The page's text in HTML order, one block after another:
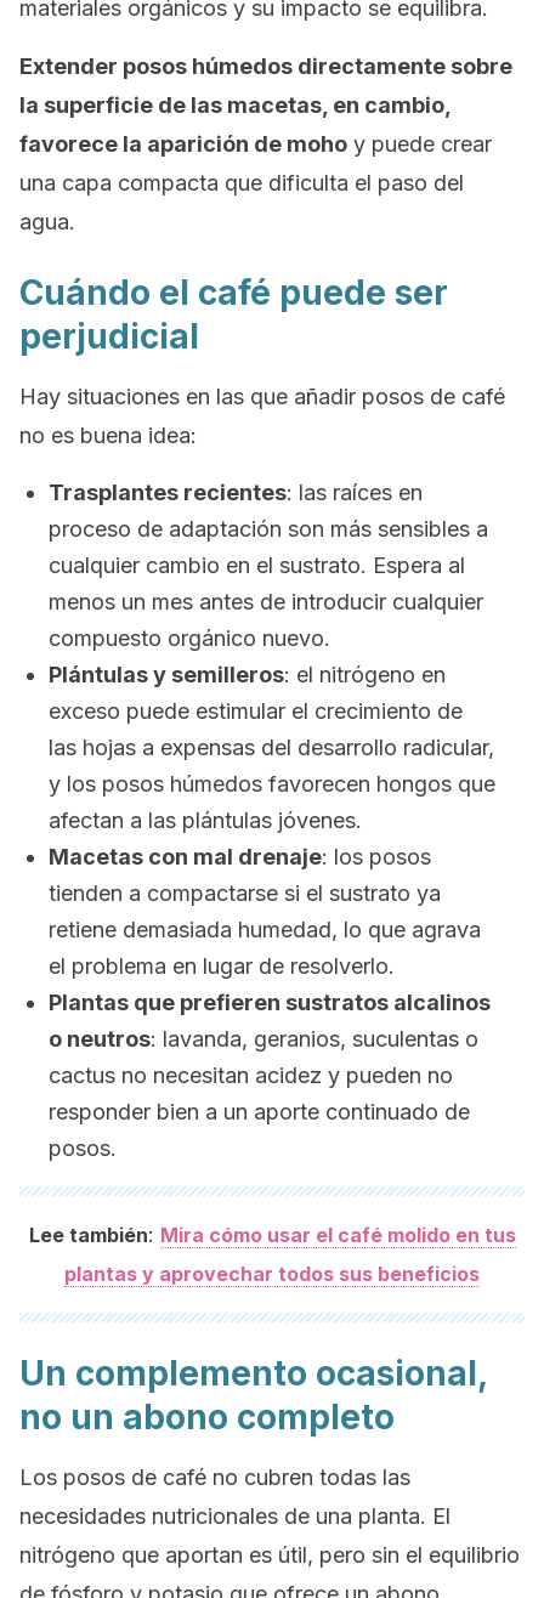
materiales orgánicos y su impacto se equilibra.
Extender posos húmedos directamente sobre
la superficie de las macetas, en cambio,
favorece la aparición de moho y puede crear
una capa compacta que dificulta el paso del
agua.
Cuándo el café puede ser
perjudicial
Hay situaciones en las que añadir posos de café
no es buena idea:
Trasplantes recientes: las raíces en
proceso de adaptación son más sensibles a
cualquier cambio en el sustrato. Espera al
menos un mes antes de introducir cualquier
compuesto orgánico nuevo.
Plántulas y semilleros: el nitrógeno en
exceso puede estimular el crecimiento de
las hojas a expensas del desarrollo radicular,
y los posos húmedos favorecen hongos que
afectan a las plántulas jóvenes.
Macetas con mal drenaje: los posos
tienden a compactarse si el sustrato ya
retiene demasiada humedad, lo que agrava
el problema en lugar de resolverlo.
Plantas que prefieren sustratos alcalinos
o neutros: lavanda, geranios, suculentas o
cactus no necesitan acidez y pueden no
responder bien a un aporte continuado de
posos.
Lee también: Mira cómo usar el café molido en tus
plantas y aprovechar todos sus beneficios
Un complemento ocasional,
no un abono completo
Los posos de café no cubren todas las
necesidades nutricionales de una planta. El
nitrógeno que aportan es útil, pero sin el equilibrio